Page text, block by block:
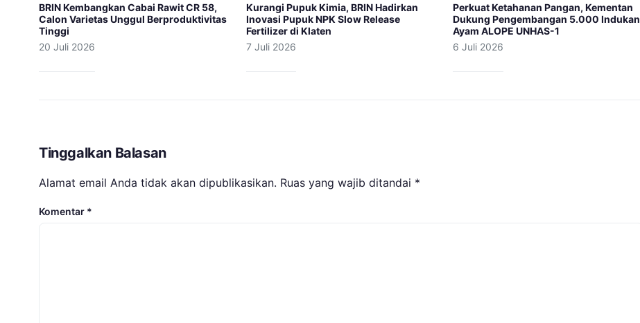
BRIN Kembangkan Cabai Rawit CR 58,
Calon Varietas Unggul Berproduktivitas
Tinggi
20 Juli 2026
Kurangi Pupuk Kimia, BRIN Hadirkan
Inovasi Pupuk NPK Slow Release
Fertilizer di Klaten
7 Juli 2026
Perkuat Ketahanan Pangan, Kementan
Dukung Pengembangan 5.000 Indukan
Ayam ALOPE UNHAS-1
6 Juli 2026
Tinggalkan Balasan
Alamat email Anda tidak akan dipublikasikan. Ruas yang wajib ditandai *
Komentar *